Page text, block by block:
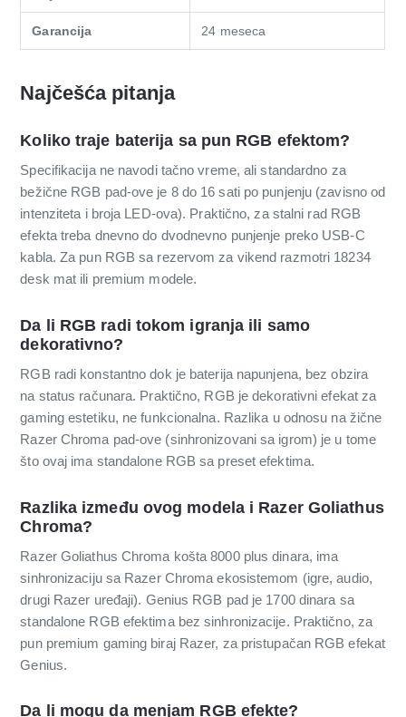
Garancija 24 meseca
Najčešća pitanja
Koliko traje baterija sa pun RGB efektom?
Specifikacija ne navodi tačno vreme, ali standardno za
bežične RGB pad-ove je 8 do 16 sati po punjenju (zavisno od
intenziteta i broja LED-ova). Praktično, za stalni rad RGB
efekta treba dnevno do dvodnevno punjenje preko USB-C
kabla. Za pun RGB sa rezervom za vikend razmotri 18234
desk mat ili premium modele.
Da li RGB radi tokom igranja ili samo
dekorativno?
RGB radi konstantno dok je baterija napunjena, bez obzira
na status računara. Praktično, RGB je dekorativni efekat za
gaming estetiku, ne funkcionalna. Razlika u odnosu na žične
Razer Chroma pad-ove (sinhronizovani sa igrom) je u tome
što ovaj ima standalone RGB sa preset efektima.
Razlika između ovog modela i Razer Goliathus
Chroma?
Razer Goliathus Chroma košta 8000 plus dinara, ima
sinhronizaciju sa Razer Chroma ekosistemom (igre, audio,
drugi Razer uređaji). Genius RGB pad je 1700 dinara sa
standalone RGB efektima bez sinhronizacije. Praktično, za
pun premium gaming biraj Razer, za pristupačan RGB efekat
Genius.
Da li mogu da menjam RGB efekte?